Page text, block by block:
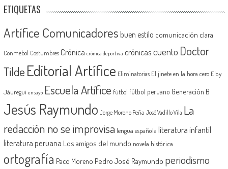
ETIQUETAS
Artífice Comunicadores buen estilo comunicación clara
Conmebol Costumbres Crónica crónica deportiva crónicascuento Doctor
Tilde Editorial Artífice Eliminatorias El jinete en la hora cero Eloy
Jáuregui ensayo Escuela Artífice fútbol fútbol peruano Generación B
Jesús Raymundo Jorge Moreno Peña José Vadillo Vila La
redacción no se improvisa lengua española literatura infantil
literatura peruana Los amigos del mundo novela histórica
ortografía Paco Moreno Pedro José Raymundo periodismo